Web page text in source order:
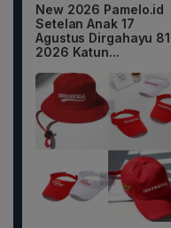
New 2026 Pamelo.id
Setelan Anak 17
Agustus Dirgahayu 81
2026 Katun...